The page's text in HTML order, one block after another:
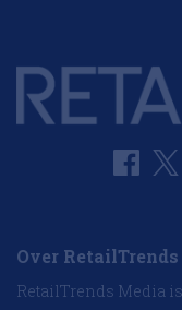
Over
RetailTrends Media